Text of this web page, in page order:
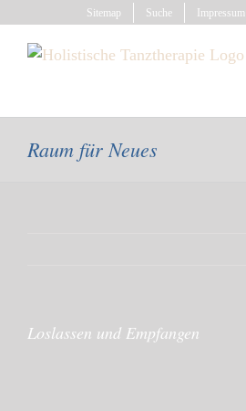
springen
Sitemap Suche Impressum
Raum für Neues
Loslassen und Empfangen